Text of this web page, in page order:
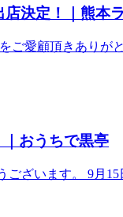
店決定！｜熊本
ご愛顧頂きあり
おうちで黒亭
ございます。 9月